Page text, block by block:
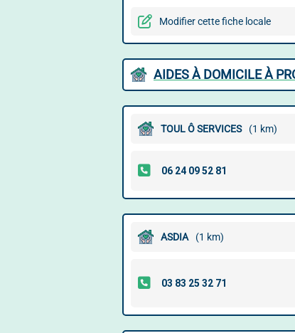
Modifier cette fiche locale
AIDES À DOMICILE À
TOUL Ô SERVICES (1 km)
ASDIA (1 km)